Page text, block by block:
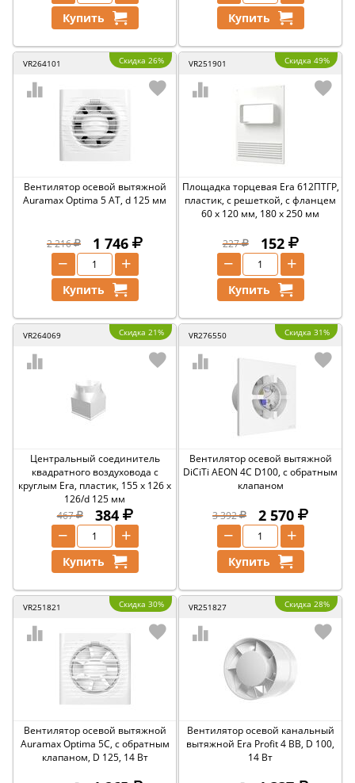
Купить Купить
VR264101 Скидка 26%
Вентилятор осевой вытяжной
Auramax Optima 5 AT, d 125 мм
2 216 1 746
+
−
Купить
VR251901 Скидка 49%
Площадка торцевая Era 612ПТГР,
пластик, с решеткой, с фланцем
60 x 120 мм, 180 x 250 мм
227 152
+
−
Купить
VR264069 Скидка 21%
Центральный соединитель
квадратного воздуховода с
круглым Era, пластик, 155 x 126 x
126/d 125 мм
467
384
+
−
Купить
VR276550 Скидка 31%
Вентилятор осевой вытяжной
DiCiTi AEON 4C D100, с обратным
клапаном
3 392 2 570
+
−
Купить
VR251821 Скидка 30%
Вентилятор осевой вытяжной
Auramax Optima 5C, с обратным
клапаном, D 125, 14 Вт
VR251827 Скидка 28%
Вентилятор осевой канальный
вытяжной Era Profit 4 BB, D 100,
14 Вт